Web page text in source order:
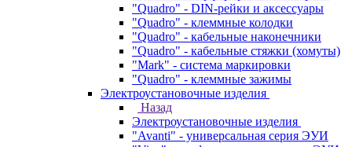
"Quadro" - DIN-рейки и аксессуары
"Quadro" - клеммные колодки
"Quadro" - кабельные наконечники
"Quadro" - кабельные стяжки (хомуты)
"Mark" - система маркировки
"Quadro" - клеммные зажимы
Электроустановочные изделия
Назад
Электроустановочные изделия
"Avanti" - универсальная серия ЭУИ